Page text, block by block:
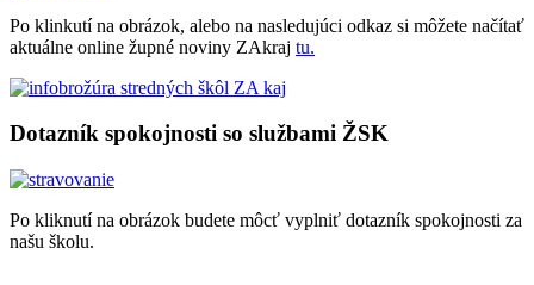
Po klinkutí na obrázok, alebo na nasledujúci odkaz si môžete načítať
aktuálne online župné noviny ZAkraj tu.
Dotazník spokojnosti so službami ŽSK
Po kliknutí na obrázok budete môcť vyplniť dotazník spokojnosti za
našu školu.